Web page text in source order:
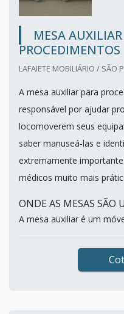
MESA
PROCEDIMENTOS
LAFAIETE MOBILIÁRIO / SÃO
A mesa auxiliar para
responsável por ajudar
locomoverem seus
saber manuseá-las e
extremamente
médicos muito mais
ONDE AS MESAS SÃO
A mesa auxiliar é um